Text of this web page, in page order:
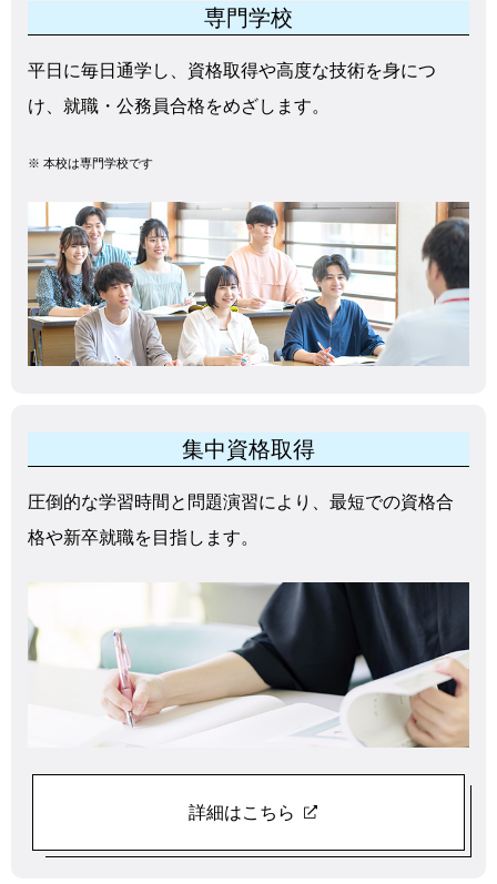
専門学校
平日に毎日通学し、資格取得や高度な技術を身につ
け、就職・公務員合格をめざします。
※ 本校は専門学校です
集中資格取得
圧倒的な学習時間と問題演習により、最短での資格合
格や新卒就職を目指します。
詳細はこちら